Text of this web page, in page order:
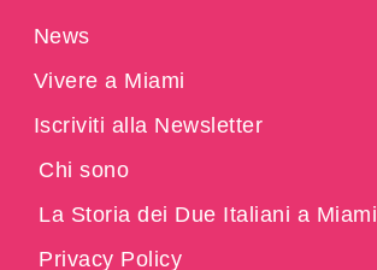
News
Vivere a Miami
Iscriviti alla Newsletter
Chi sono
La Storia dei Due Italiani a Miami
Privacy Policy